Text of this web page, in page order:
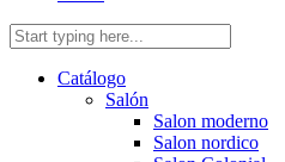
Catálogo
Salón
Salon moderno
Salon nordico